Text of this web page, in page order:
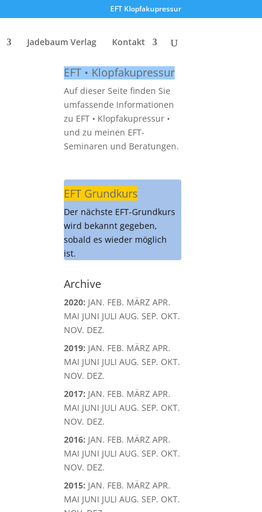
EFT Klopfakupressur
Jadebaum Verlag Kontakt
EFT • Klopfakupressur
Auf dieser Seite finden Sie
umfassende Informationen
zu EFT • Klopfakupressur •
und zu meinen EFT-
Seminaren und Beratungen.
EFT Grundkurs
Der nächste EFT-Grundkurs
wird bekannt gegeben,
sobald es wieder möglich
ist.
Archive
2020: JAN. FEB. MÄRZ APR.
MAI JUNI JULI AUG. SEP. OKT.
NOV. DEZ.
2019: JAN. FEB. MÄRZ APR.
MAI JUNI JULI AUG. SEP. OKT.
NOV. DEZ.
2017: JAN. FEB. MÄRZ APR.
MAI JUNI JULI AUG. SEP. OKT.
NOV. DEZ.
2016: JAN. FEB. MÄRZ APR.
MAI JUNI JULI AUG. SEP. OKT.
NOV. DEZ.
2015: JAN. FEB. MÄRZ APR.
MAI JUNI JULI AUG. SEP. OKT.